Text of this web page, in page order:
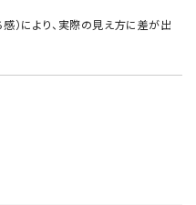
）により、実際の見え方に差が出